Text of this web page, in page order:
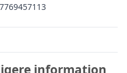
information